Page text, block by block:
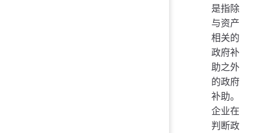
是指除
与资产
相关的
政府补
助之外
的政府
补助。
企业在
判断政